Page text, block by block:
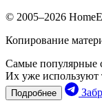
© 2005–2026
Копирование
Самые популярные
Их уже используют
Подробнее